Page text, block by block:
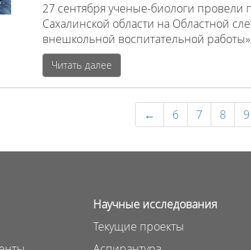
27 сентября ученые-биологи
Сахалинской области на Областной
внешкольной воспитательной
Читать далее
← 6 7 8 9
Научные исследования
Текущие проекты